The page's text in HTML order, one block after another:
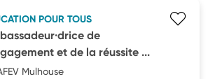
POUR TOUS
de
et de la réussite ...
Mulhouse